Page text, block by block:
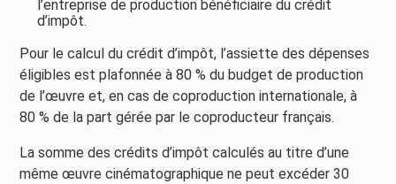
l’entreprise de production bénéficiaire du crédit
d’impôt.
Pour le calcul du crédit d’impôt, l’assiette des dépenses
éligibles est plafonnée à 80 % du budget de production
de l’œuvre et, en cas de coproduction internationale, à
80 % de la part gérée par le coproducteur français.
La somme des crédits d’impôt calculés au titre d’une
même œuvre cinématographique ne peut excéder 30